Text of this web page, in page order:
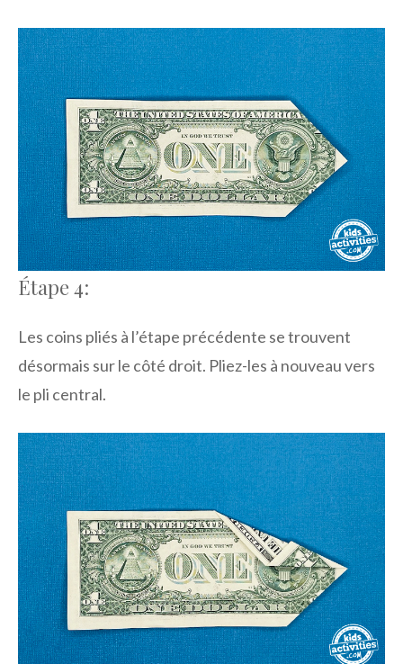
Étape 4:
Les coins pliés à l’étape précédente se trouvent
désormais sur le côté droit. Pliez-les à nouveau vers
le pli central.